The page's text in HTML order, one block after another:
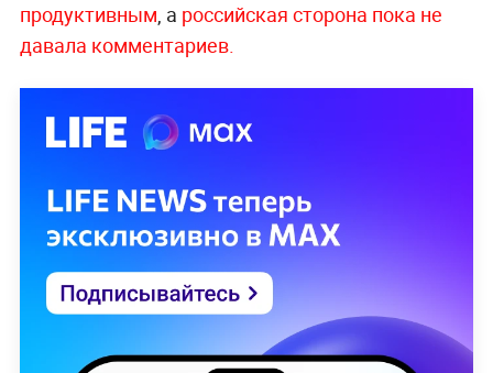
продуктивным, а российская сторона пока не
давала комментариев.